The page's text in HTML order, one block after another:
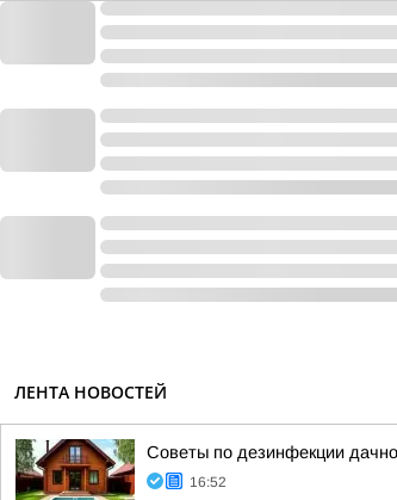
ЛЕНТА НОВОСТЕЙ
Советы по дезинфекции
16:52